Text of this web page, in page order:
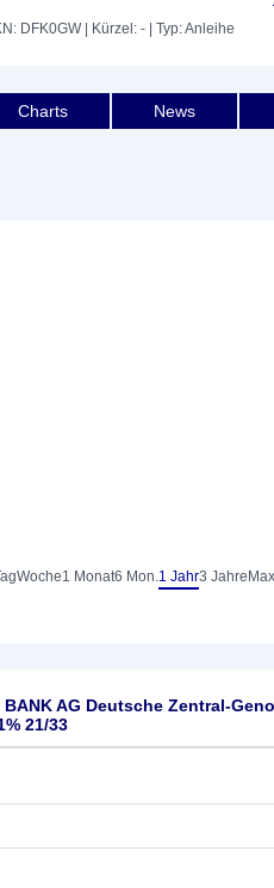
DFK0GW| Kürzel: - | Typ: Anleihe
Charts News
Woche1 Monat6 Mon.1 Jahr3 Jahre
AG Deutsche Zentral-
21/33